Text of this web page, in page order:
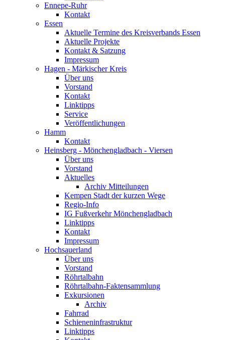
Ennepe-Ruhr
Kontakt
Essen
Aktuelle Termine des Kreisverbands Essen
Aktuelle Projekte
Kontakt & Satzung
Impressum
Hagen - Märkischer Kreis
Über uns
Vorstand
Kontakt
Linktipps
Service
Veröffentlichungen
Hamm
Kontakt
Heinsberg - Mönchengladbach - Viersen
Über uns
Vorstand
Aktuelles
Archiv Mitteilungen
Kempen Stadt der kurzen Wege
Regio-Info
IG Fußverkehr Mönchengladbach
Linktipps
Kontakt
Impressum
Hochsauerland
Über uns
Vorstand
Röhrtalbahn
Röhrtalbahn-Faktensammlung
Exkursionen
Archiv
Fahrrad
Schieneninfrastruktur
Linktipps